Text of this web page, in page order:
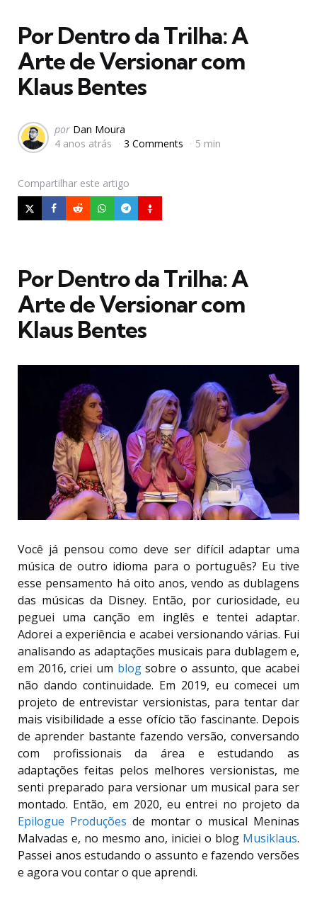
Por Dentro da Trilha: A
Arte de Versionar com
Klaus Bentes
Postado
por
por Dan Moura
4 anos atrás
3 Comments 5 min
Compartilhar este artigo
Por Dentro da Trilha: A
Arte de Versionar com
Klaus Bentes
Você já pensou como deve ser difícil adaptar uma
música de outro idioma para o português? Eu tive
esse pensamento há oito anos, vendo as dublagens
das músicas da Disney. Então, por curiosidade, eu
peguei uma canção em inglês e tentei adaptar.
Adorei a experiência e acabei versionando várias. Fui
analisando as adaptações musicais para dublagem e,
em 2016, criei um blogsobre o assunto, que acabei
não dando continuidade. Em 2019, eu comecei um
projeto de entrevistar versionistas, para tentar dar
mais visibilidade a esse ofício tão fascinante. Depois
de aprender bastante fazendo versão, conversando
com profissionais da área e estudando as
adaptações feitas pelos melhores versionistas, me
senti preparado para versionar um musical para ser
montado. Então, em 2020, eu entrei no projeto da
Epilogue Produções de montar o musical Meninas
Malvadas e, no mesmo ano, iniciei o blog Musiklaus.
Passei anos estudando o assunto e fazendo versões
e agora vou contar o que aprendi.